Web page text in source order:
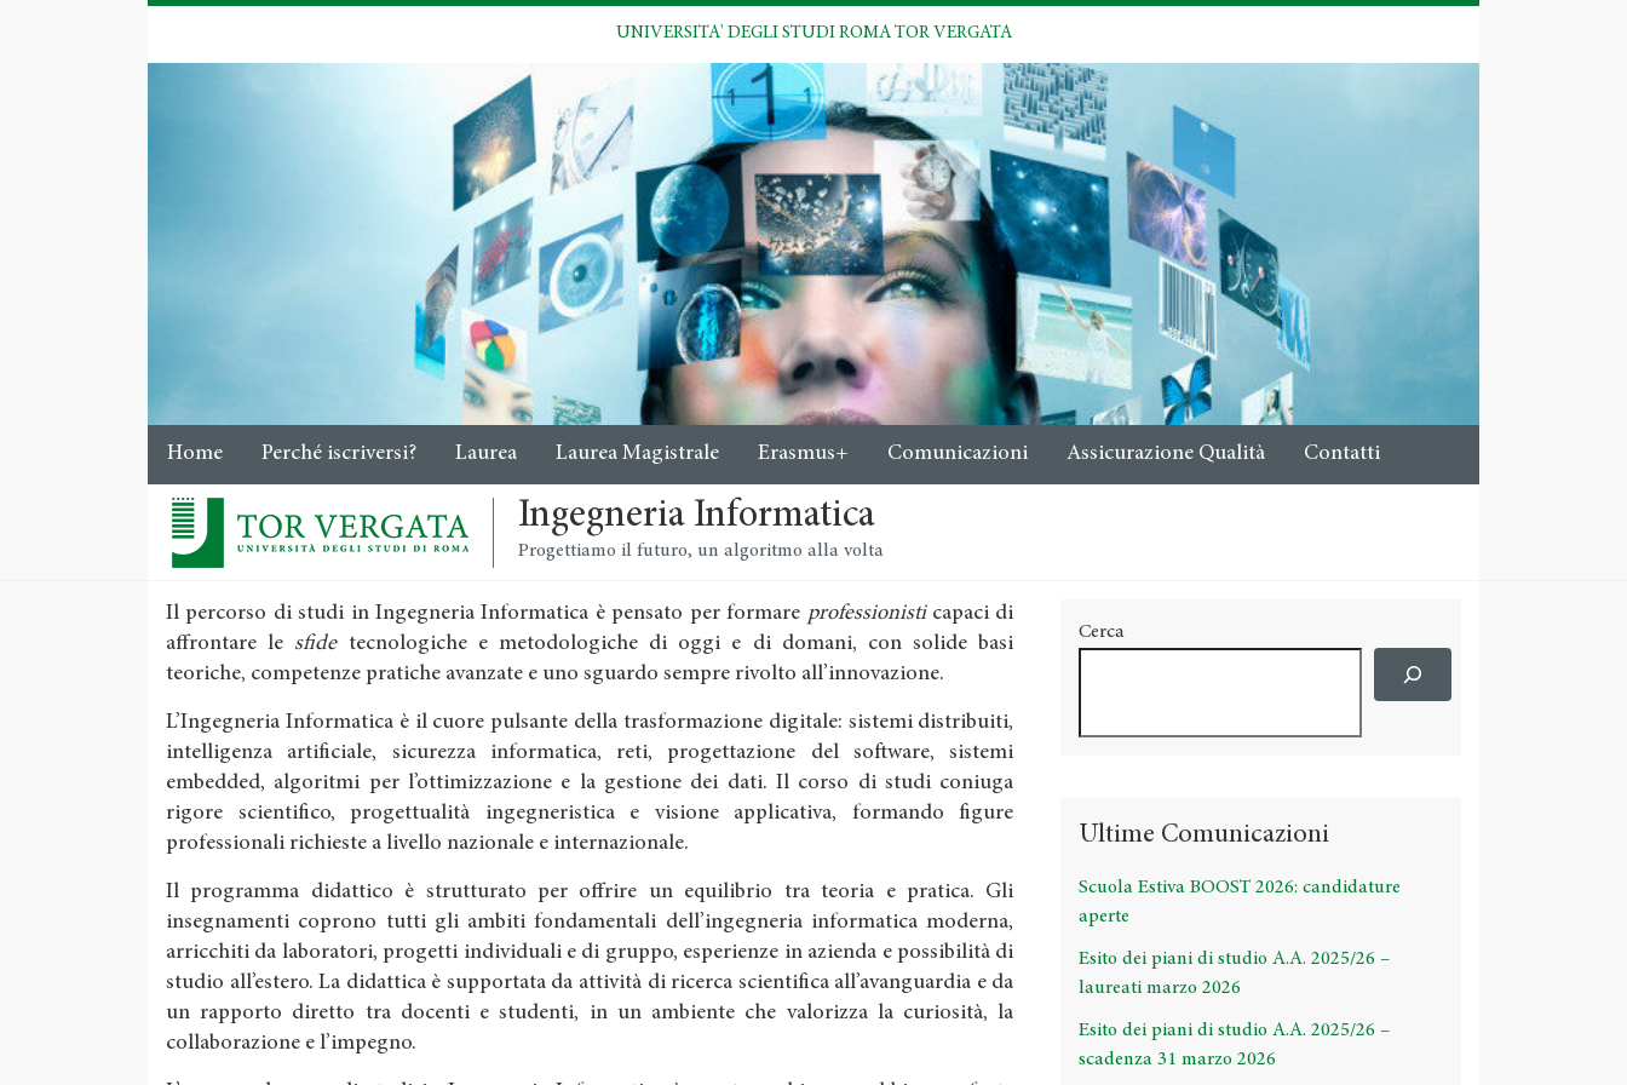
UNIVERSITA' DEGLI STUDI ROMA TOR VERGATA
Home Perché iscriversi? Laurea Laurea Magistrale Erasmus+ Comunicazioni Assicurazione Qualità Contatti
Ingegneria Informatica
Progettiamo il futuro, un algoritmo alla volta
Il percorso di studi in Ingegneria Informatica è pensato per formare professionisticapaci di
affrontare le sfidetecnologiche e metodologiche di oggi e di domani, con solide basi
teoriche, competenze pratiche avanzate e uno sguardo sempre rivolto all’innovazione.
L’Ingegneria Informatica è il cuore pulsante della trasformazione digitale: sistemi distribuiti,
intelligenza artificiale, sicurezza informatica, reti, progettazione del software, sistemi
embedded, algoritmi per l’ottimizzazione e la gestione dei dati. Il corso di studi coniuga
rigore scientifico, progettualità ingegneristica e visione applicativa, formando figure
professionali richieste a livello nazionale e internazionale.
Il programma didattico è strutturato per offrire un equilibrio tra teoria e pratica. Gli
insegnamenti coprono tutti gli ambiti fondamentali dell’ingegneria informatica moderna,
arricchiti da laboratori, progetti individuali e di gruppo, esperienze in azienda e possibilità di
studio all’estero. La didattica è supportata da attività di ricerca scientifica all’avanguardia e da
un rapporto diretto tra docenti e studenti, in un ambiente che valorizza la curiosità, la
collaborazione e l’impegno.
Cerca
Ultime Comunicazioni
Scuola Estiva BOOST 2026: candidature
aperte
Esito dei piani di studio A.A. 2025/26 –
laureati marzo 2026
Esito dei piani di studio A.A. 2025/26 –
scadenza 31 marzo 2026